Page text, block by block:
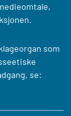
som
se: